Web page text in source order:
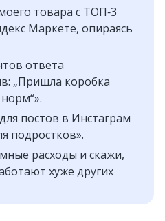
товара с ТОП‑3
Маркете, опираясь
ответа
„Пришла коробка
постов в Инстаграм
подростков».
расходы и скажи,
хуже других